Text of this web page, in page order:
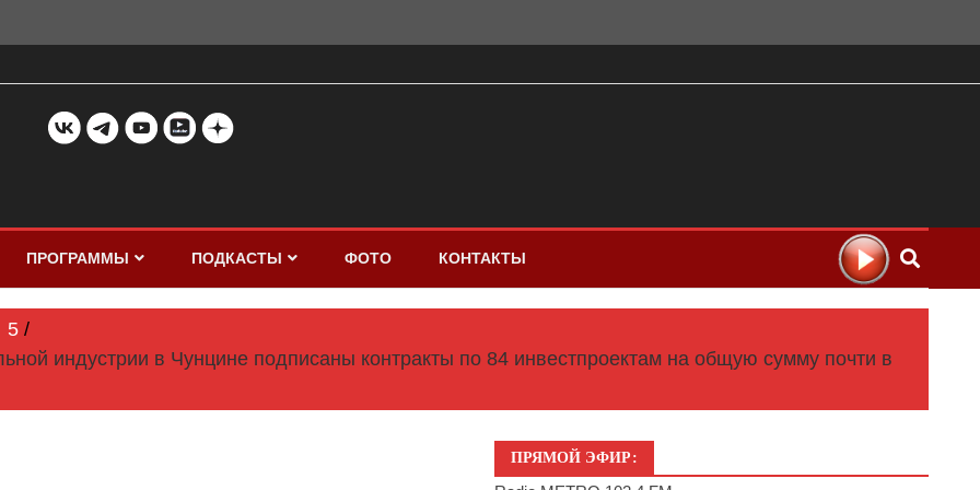
ПРОГРАММЫ ПОДКАСТЫ ФОТО КОНТАКТЫ
5
индустрии в Чунцине подписаны контракты по 84 инвестпроектам на общую сумму почти в
ПРЯМОЙ ЭФИР: